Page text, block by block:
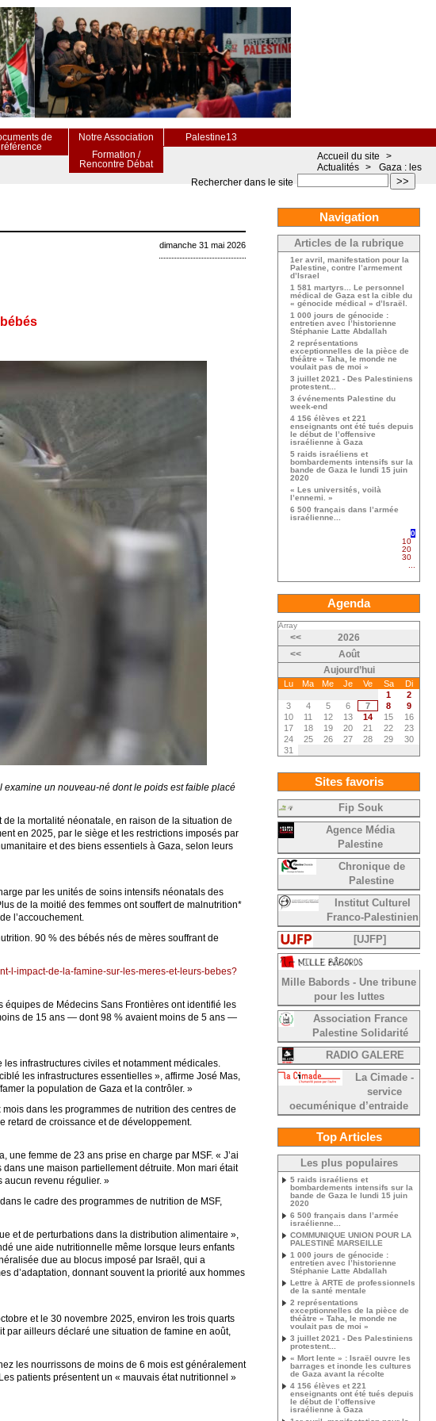
de
référence
Notre Association
Palestine13
Formation /
Rencontre Débat
>>
Rechercher dans le site
Accueil du site
>
Actualités >
Gaza : les
dimanche 31 mai 2026
un nouveau-né dont le poids est faible placé
la mortalité néonatale, en raison de la situation de
en 2025, par le siège et les restrictions imposés par
et des biens essentiels à Gaza, selon leurs
par les unités de soins intensifs néonatals des
de la moitié des femmes ont souffert de malnutrition*
l’accouchement.
90 % des bébés nés de mères souffrant de
l-impact-de-la-famine-sur-les-meres-et-leurs-bebes?
de Médecins Sans Frontières ont identifié les
de 15 ans — dont 98 % avaient moins de 5 ans —
infrastructures civiles et notamment médicales.
les infrastructures essentielles », affirme José Mas,
la population de Gaza et la contrôler. »
dans les programmes de nutrition des centres de
retard de croissance et de développement.
une femme de 23 ans prise en charge par MSF. « J’ai
une maison partiellement détruite. Mon mari était
aucun revenu régulier. »
le cadre des programmes de nutrition de MSF,
et de perturbations dans la distribution alimentaire »,
une aide nutritionnelle même lorsque leurs enfants
due au blocus imposé par Israël, qui a
d’adaptation, donnant souvent la priorité aux hommes
et le 30 novembre 2025, environ les trois quarts
par ailleurs déclaré une situation de famine en août,
les nourrissons de moins de 6 mois est généralement
patients présentent un « mauvais état nutritionnel »
Navigation
Articles de la rubrique
1er avril, manifestation pour la
Palestine, contre l’armement
d’Israel
1 581 martyrs... Le personnel
médical de Gaza est la cible du
« génocide médical » d’Israël.
1 000 jours de génocide :
entretien avec l’historienne
Stéphanie Latte Abdallah
2 représentations
exceptionnelles de la pièce de
théâtre « Taha, le monde ne
voulait pas de moi »
3 juillet 2021 - Des Palestiniens
protestent...
3 événements Palestine du
week-end
4 156 élèves et 221
enseignants ont été tués depuis
le début de l’offensive
israélienne à Gaza
5 raids israéliens et
bombardements intensifs sur la
bande de Gaza le lundi 15 juin
2020
« Les universités, voilà
l’ennemi. »
6 500 français dans l’armée
israélienne...
0
10
20
30
Agenda
Array
<<
2026
<<
Août
Aujourd’hui
Lu Ma Me Je Ve Sa
Di
1
2
3
4 5 6 7 8
9
10
11 12 13 14 15
16
17
18 19 20 21 22
23
24
25 26 27 28 29
30
31
Sites favoris
Fip Souk
Agence Média
Palestine
Chronique de
Palestine
Institut Culturel
Franco-Palestinien
[UJFP]
Mille Babords - Une tribune
pour les luttes
Association France
Palestine Solidarité
RADIO GALERE
La Cimade -
service
oecuménique d’entraide
Top Articles
Les plus populaires
5 raids israéliens et
bombardements intensifs sur la
bande de Gaza le lundi 15 juin
2020
6 500 français dans l’armée
israélienne...
COMMUNIQUE UNION POUR LA
PALESTINE MARSEILLE
1 000 jours de génocide :
entretien avec l’historienne
Stéphanie Latte Abdallah
Lettre à ARTE de professionnels
de la santé mentale
2 représentations
exceptionnelles de la pièce de
théâtre « Taha, le monde ne
voulait pas de moi »
3 juillet 2021 - Des Palestiniens
protestent...
« Mort lente » : Israël ouvre les
barrages et inonde les cultures
de Gaza avant la récolte
4 156 élèves et 221
enseignants ont été tués depuis
le début de l’offensive
israélienne à Gaza